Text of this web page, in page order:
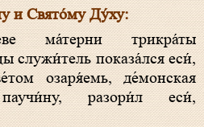
и Свято́му Ду́ху:
служи́тель показа́лся еси́,
озаря́емь, де́монская
разори́л еси́,